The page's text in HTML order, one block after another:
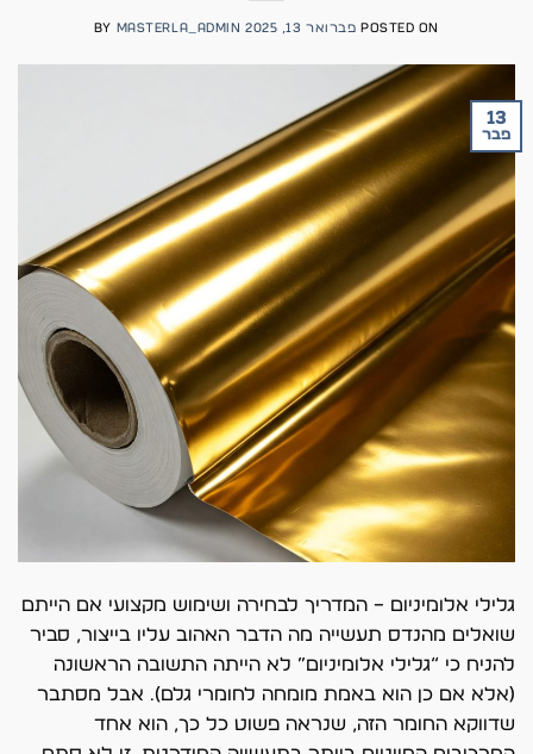
POSTED ON פברואר 13, 2025 BY MASTERLA_ADMIN
13
פבר
גלילי אלומיניום – המדריך לבחירה ושימוש מקצועי אם הייתם
שואלים מהנדס תעשייה מה הדבר האהוב עליו בייצור, סביר
להניח כי “גלילי אלומיניום” לא הייתה התשובה הראשונה
(אלא אם כן הוא באמת מומחה לחומרי גלם). אבל מסתבר
שדווקא החומר הזה, שנראה פשוט כל כך, הוא אחד